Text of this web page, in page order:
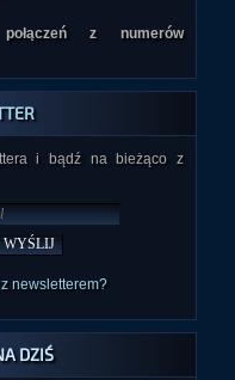
z numerów
i bądź na bieżąco z
newsletterem?
DZIŚ